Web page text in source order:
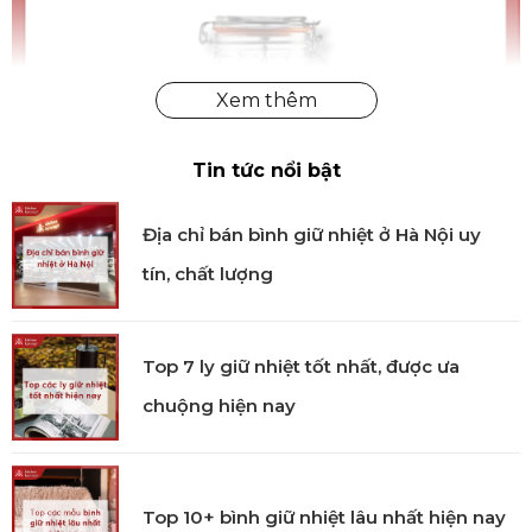
Hũ thủy tinh đựng mì vát cạnh Kilner 2.2L chính
Đa dạng công năng
Tin tức nổi bật
Địa chỉ bán bình giữ nhiệt ở Hà Nội uy
tín, chất lượng
Top 7 ly giữ nhiệt tốt nhất, được ưa
chuộng hiện nay
Top 10+ bình giữ nhiệt lâu nhất hiện nay